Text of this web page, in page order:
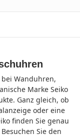
Wanduhren,
Marke Seiko
Ganz gleich, ob
oder eine
finden Sie genau
Sie den